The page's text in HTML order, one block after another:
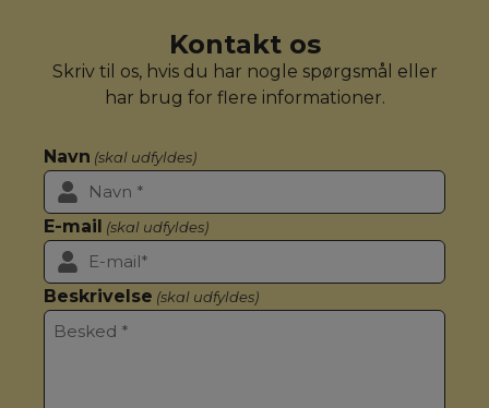
Kontakt os
Skriv til os, hvis du har nogle spørgsmål eller
har brug for flere informationer.
Navn (skal udfyldes)
E-mail (skal udfyldes)
Beskrivelse (skal udfyldes)